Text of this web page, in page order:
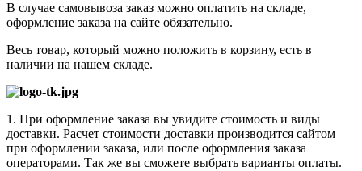
В случае самовывоза заказ можно оплатить на складе,
оформление заказа на сайте обязательно.
Весь товар, который можно положить в корзину, есть в
наличии на нашем складе.
1. При оформление заказа вы увидите стоимость и виды
доставки. Расчет стоимости доставки производится сайтом
при оформлении заказа, или после оформления заказа
операторами. Так же вы сможете выбрать варианты оплаты.